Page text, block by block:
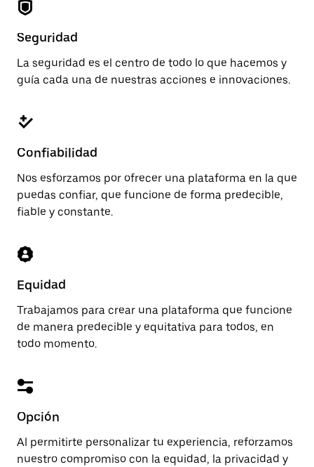
Seguridad
La seguridad es el centro de todo lo que hacemos y
guía cada una de nuestras acciones e innovaciones.
Confiabilidad
Nos esforzamos por ofrecer una plataforma en la que
puedas confiar, que funcione de forma predecible,
fiable y constante.
Equidad
Trabajamos para crear una plataforma que funcione
de manera predecible y equitativa para todos, en
todo momento.
Opción
Al permitirte personalizar tu experiencia, reforzamos
nuestro compromiso con la equidad, la privacidad y